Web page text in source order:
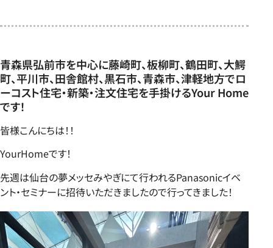
青森県弘前市を中心に藤崎町、板柳町、鶴田町、大鰐
町、平川市、田舎館村、黒石市、青森市、津軽地方でロ
ーコスト住宅・新築・注文住宅を手掛けるYour Home
です！
皆様こんにちは！！
YourHomeです！
先週は仙台の夢メッセみやぎにて行われるPanasonicイベ
ント・セミナーに招待いただきましたので行ってきました！